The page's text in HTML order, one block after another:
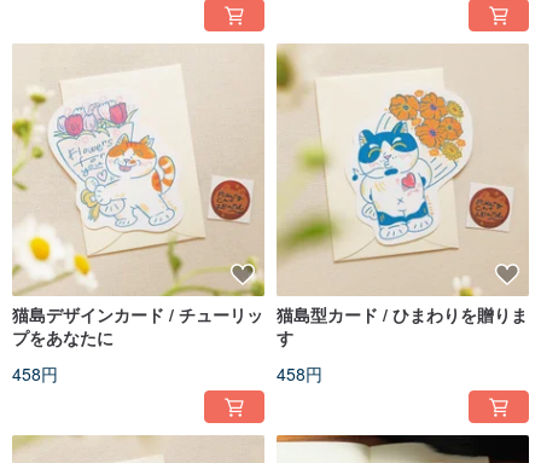
猫島デザインカード / チューリッ
プをあなたに
458円
猫島型カード / ひまわりを贈りま
す
458円